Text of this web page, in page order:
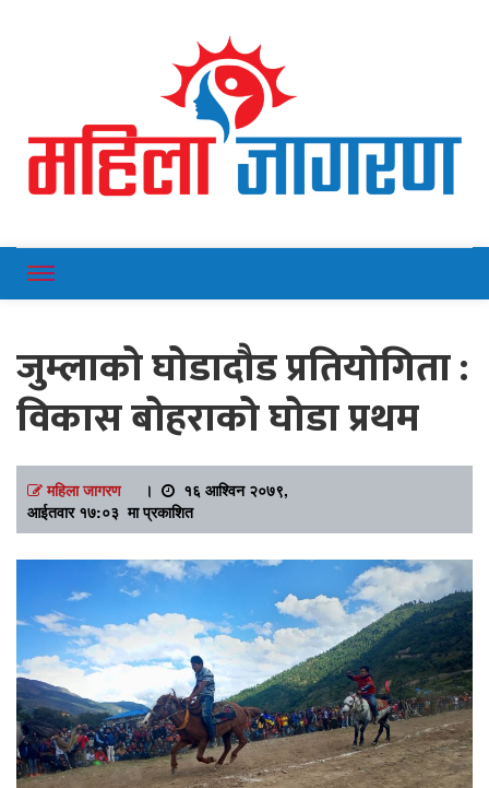
Mahilajagaran
जुम्लाको घोडादौड प्रतियोगिता :
विकास बोहराको घोडा प्रथम
महिला जागरण।
१६ आश्विन २०७९,
आईतवार १७:०३ मा प्रकाशित